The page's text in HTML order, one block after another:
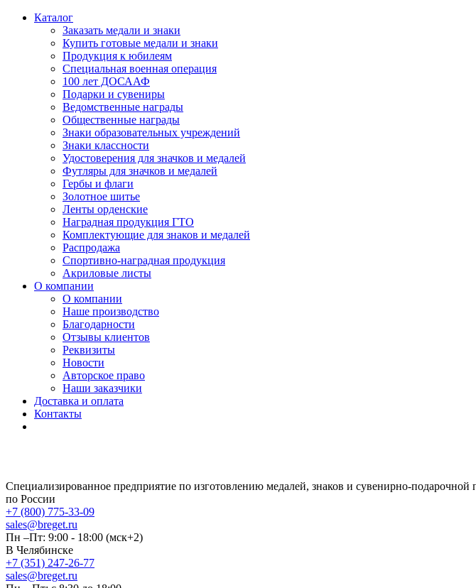
Каталог
Заказать медали и знаки
Купить готовые медали и знаки
Продукция к юбилеям
Специальная военная операция
100 лет ДОСААФ
Подарки и сувениры
Ведомственные награды
Общественные награды
Знаки образовательных учреждений
Знаки классности
Удостоверения для значков и медалей
Футляры для значков и медалей
Гербы и флаги
Золотное шитье
Ленты орденские
Наградная продукция ГТО
Комплектующие для знаков и медалей
Распродажа
Спортивно-наградная продукция
Акриловые листы
О компании
О компании
Наше производство
Благодарности
Отзывы клиентов
Реквизиты
Новости
Авторское право
Наши заказчики
Доставка и оплата
Контакты
Специализированное предприятие по изготовлению медалей, знаков и сувенирно-
по России
+7 (800) 775-33-09
sales@breget.ru
Пн –Пт: 9:00 - 18:00 (мск+2)
В Челябинске
+7 (351) 247-26-77
sales@breget.ru